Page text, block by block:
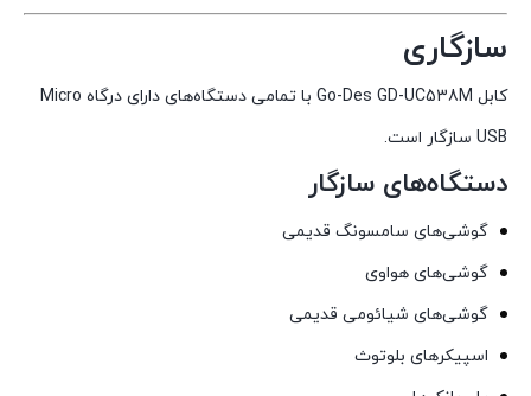
سازگاری
کابل Go-Des GD-UC538M با تمامی دستگاه‌های دارای درگاه Micro
USB سازگار است.
دستگاه‌های سازگار
گوشی‌های سامسونگ قدیمی
گوشی‌های هواوی
گوشی‌های شیائومی قدیمی
اسپیکرهای بلوتوث